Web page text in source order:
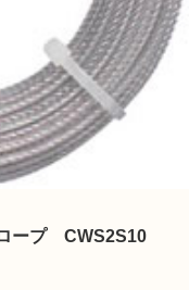
ープ CWS2S10